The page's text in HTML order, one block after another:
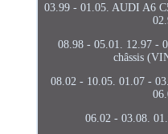
03.99 - 01.05. AUDI A6
08.98 - 05.01. 12.97 -
châssis
08.02 - 10.05. 01.07 -
06.02 - 03.08.